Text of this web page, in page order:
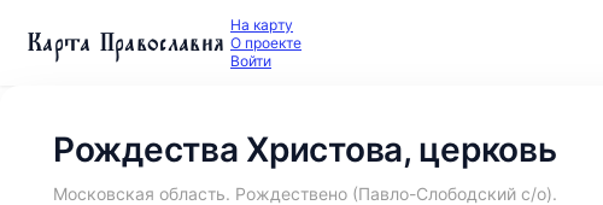
Карта Православия На карту
О проекте
Войти
Рождества Христова, церковь
Московская область. Рождествено (Павло-Слободский с/о).